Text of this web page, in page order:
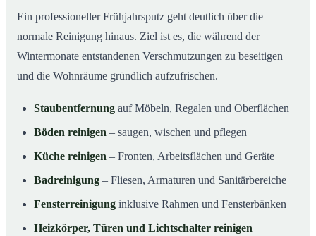
Ein professioneller Frühjahrsputz geht deutlich über die
normale Reinigung hinaus. Ziel ist es, die während der
Wintermonate entstandenen Verschmutzungen zu beseitigen
und die Wohnräume gründlich aufzufrischen.
Staubentfernung auf Möbeln, Regalen und Oberflächen
Böden reinigen – saugen, wischen und pflegen
Küche reinigen – Fronten, Arbeitsflächen und Geräte
Badreinigung – Fliesen, Armaturen und Sanitärbereiche
Fensterreinigung inklusive Rahmen und Fensterbänken
Heizkörper, Türen und Lichtschalter reinigen